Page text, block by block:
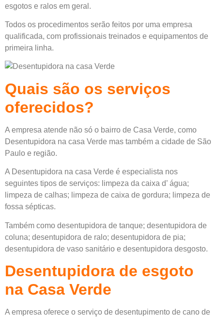
esgotos e ralos em geral.
Todos os procedimentos serão feitos por uma empresa
qualificada, com profissionais treinados e equipamentos de
primeira linha.
Quais são os serviços
oferecidos?
A empresa atende não só o bairro de Casa Verde, como
Desentupidora na casa Verde mas também a cidade de São
Paulo e região.
A Desentupidora na casa Verde é especialista nos
seguintes tipos de serviços: limpeza da caixa d’ água;
limpeza de calhas; limpeza de caixa de gordura; limpeza de
fossa sépticas.
Também como desentupidora de tanque; desentupidora de
coluna; desentupidora de ralo; desentupidora de pia;
desentupidora de vaso sanitário e desentupidora desgosto.
Desentupidora de esgoto
na Casa Verde
A empresa oferece o serviço de desentupimento de cano de